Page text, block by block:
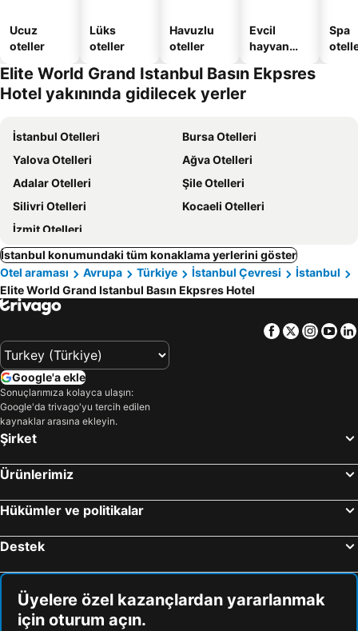
Ucuz
oteller
Lüks
oteller
Havuzlu
oteller
Evcil
hayvan
oteller
Spa
Elite World Grand Istanbul Basın Ekpsres
Hotel yakınında gidilecek yerler
İstanbul Otelleri
Bursa Otelleri
Yalova Otelleri
Ağva Otelleri
Adalar Otelleri
Şile Otelleri
Silivri Otelleri
Kocaeli Otelleri
İzmit Otelleri
İstanbul konumundaki tüm konaklama yerlerini göster
Otel araması
Avrupa Türkiye İstanbul Çevresi
İstanbul
Elite World Grand Istanbul Basın Ekpsres Hotel
Facebook
Twitter
Google'a ekle
Sonuçlarımıza kolayca ulaşın:
Google'da trivago'yu tercih edilen
kaynaklar arasına ekleyin.
Şirket
Ürünlerimiz
Hükümler ve politikalar
Destek
Üyelere özel kazançlardan yararlanmak
için oturum açın.